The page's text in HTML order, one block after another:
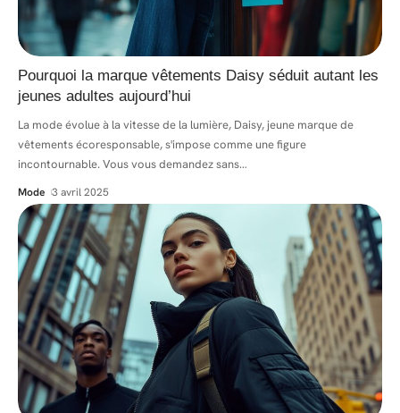
Pourquoi la marque vêtements Daisy séduit autant les
jeunes adultes aujourd’hui
La mode évolue à la vitesse de la lumière, Daisy, jeune marque de
vêtements écoresponsable, s'impose comme une figure
incontournable. Vous vous demandez sans…
Mode 3 avril 2025